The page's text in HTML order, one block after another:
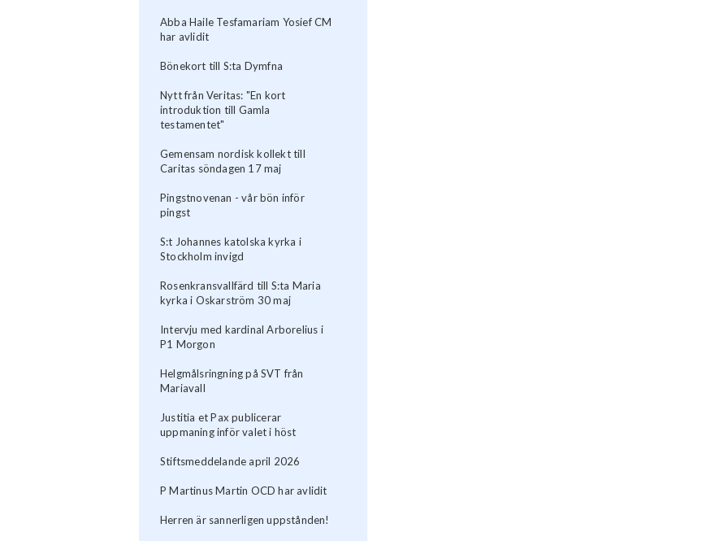
Abba Haile Tesfamariam Yosief CM
har avlidit
Bönekort till S:ta Dymfna
Nytt från Veritas: "En kort
introduktion till Gamla
testamentet"
Gemensam nordisk kollekt till
Caritas söndagen 17 maj
Pingstnovenan - vår bön inför
pingst
S:t Johannes katolska kyrka i
Stockholm invigd
Rosenkransvallfärd till S:ta Maria
kyrka i Oskarström 30 maj
Intervju med kardinal Arborelius i
P1 Morgon
Helgmålsringning på SVT från
Mariavall
Justitia et Pax publicerar
uppmaning inför valet i höst
Stiftsmeddelande april 2026
P Martinus Martin OCD har avlidit
Herren är sannerligen uppstånden!